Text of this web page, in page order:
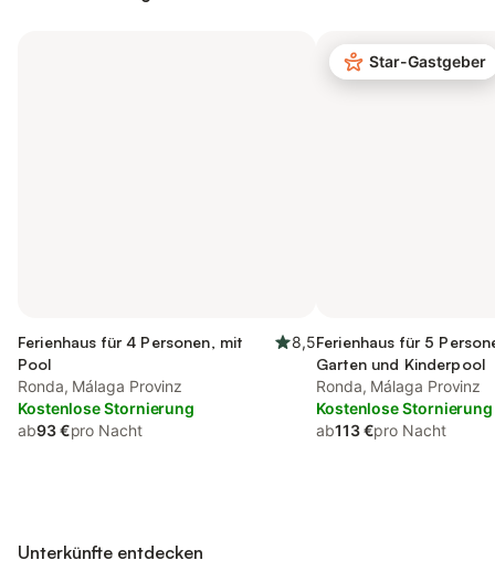
Ferienhaus für 4 Personen, mit
Pool
8,5
Ronda, Málaga Provinz
Kostenlose Stornierung
ab93 €pro Nacht
Star-Gastgeber
Ferienhaus für 5
Garten und Kinderpool
Ronda, Málaga Provinz
Kostenlose Stornierung
ab113 €pro Nacht
Unterkünfte entdecken